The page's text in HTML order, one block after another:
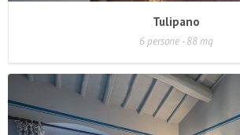
Tulipano
6 persone - 88 mq